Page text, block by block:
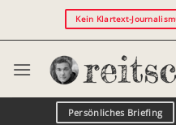
Kein Klartext-
Persönliches Briefing